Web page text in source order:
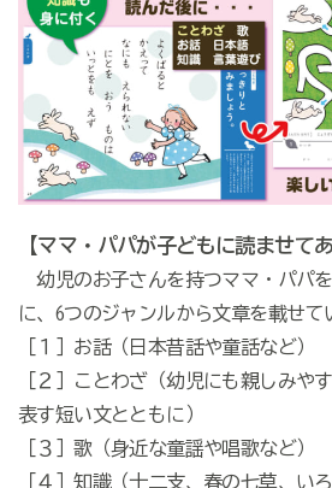
【ママ・パパが子どもに読ませて
幼児のお子さんを持つママ・パパ
に、6つのジャンルから文章を載せて
［１］お話（日本昔話や童話など）
［２］ことわざ（幼児にも親しみや
表す短い文とともに）
［３］歌（身近な童謡や唱歌など）
［４］知識（十二支、春の七草、い